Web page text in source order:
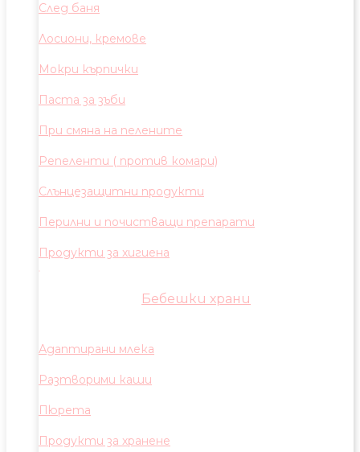
След баня
Лосиони, кремове
Мокри кърпички
Паста за зъби
При смяна на пелените
Репеленти ( против комари)
Слънцезащитни продукти
Перилни и почистващи препарати
Продукти за хигиена
Бебешки храни
Адаптирани млека
Разтворими каши
Пюрета
Продукти за хранене